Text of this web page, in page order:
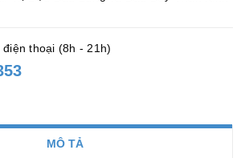
thoại (8h - 21h)
MÔ TẢ